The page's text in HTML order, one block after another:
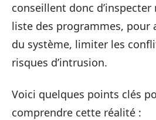
conseillent donc
liste des programmes, pour
du système, limiter les
risques d’intrusion.
Voici quelques points clés
comprendre cette réalité :